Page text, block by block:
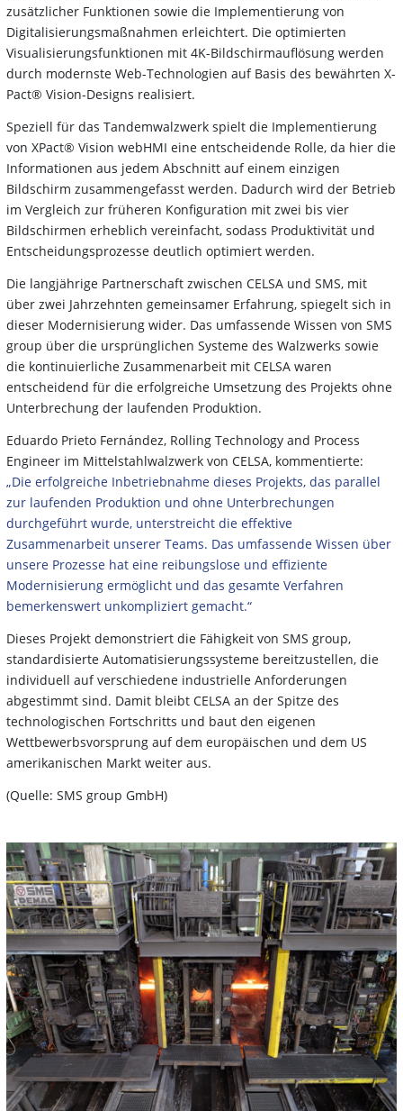
zusätzlicher Funktionen sowie die Implementierung von
Digitalisierungsmaßnahmen erleichtert. Die optimierten
Visualisierungsfunktionen mit 4K-Bildschirmauflösung werden
durch modernste Web-Technologien auf Basis des bewährten X-
Pact® Vision-Designs realisiert.
Speziell für das Tandemwalzwerk spielt die Implementierung
von XPact® Vision webHMI eine entscheidende Rolle, da hier die
Informationen aus jedem Abschnitt auf einem einzigen
Bildschirm zusammengefasst werden. Dadurch wird der Betrieb
im Vergleich zur früheren Konfiguration mit zwei bis vier
Bildschirmen erheblich vereinfacht, sodass Produktivität und
Entscheidungsprozesse deutlich optimiert werden.
Die langjährige Partnerschaft zwischen CELSA und SMS, mit
über zwei Jahrzehnten gemeinsamer Erfahrung, spiegelt sich in
dieser Modernisierung wider. Das umfassende Wissen von SMS
group über die ursprünglichen Systeme des Walzwerks sowie
die kontinuierliche Zusammenarbeit mit CELSA waren
entscheidend für die erfolgreiche Umsetzung des Projekts ohne
Unterbrechung der laufenden Produktion.
Eduardo Prieto Fernández, Rolling Technology and Process
Engineer im Mittelstahlwalzwerk von CELSA, kommentierte:
„Die erfolgreiche Inbetriebnahme dieses Projekts, das parallel
zur laufenden Produktion und ohne Unterbrechungen
durchgeführt wurde, unterstreicht die effektive
Zusammenarbeit unserer Teams. Das umfassende Wissen über
unsere Prozesse hat eine reibungslose und effiziente
Modernisierung ermöglicht und das gesamte Verfahren
bemerkenswert unkompliziert gemacht.“
Dieses Projekt demonstriert die Fähigkeit von SMS group,
standardisierte Automatisierungssysteme bereitzustellen, die
individuell auf verschiedene industrielle Anforderungen
abgestimmt sind. Damit bleibt CELSA an der Spitze des
technologischen Fortschritts und baut den eigenen
Wettbewerbsvorsprung auf dem europäischen und dem US
amerikanischen Markt weiter aus.
(Quelle: SMS group GmbH)